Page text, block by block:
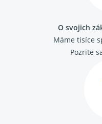
O svojich
Máme tisíce
Pozrite